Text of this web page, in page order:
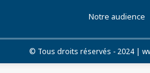
Notre audience
© Tous droits réservés - 2024 |